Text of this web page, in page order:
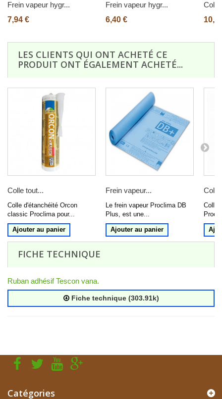
Frein vapeur hygr...
7,94 €
Frein vapeur hygr...
6,40 €
Colle
LES CLIENTS QUI ONT ACHETÉ CE
PRODUIT ONT ÉGALEMENT ACHETÉ...
Colle tout...
Colle d'étanchéité Orcon
classic Proclima pour...
Ajouter au panier
Frein vapeur...
Le frein vapeur Proclima DB
Plus, est une...
Ajouter au panier
Colle
Colle
FICHE TECHNIQUE
Ruban adhésif Tescon vana.
Fiche technique (303.91k)
Catégories